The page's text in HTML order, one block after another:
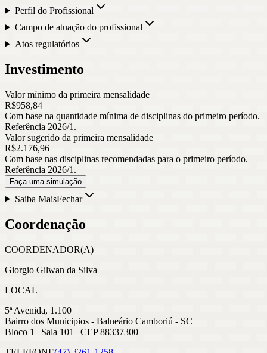
Perfil do Profissional
Campo de atuação do profissional
Atos regulatórios
Investimento
Valor mínimo da primeira mensalidade
R$958,84
Com base na quantidade mínima de disciplinas do primeiro período.
Referência 2026/1.
Valor sugerido da primeira mensalidade
R$2.176,96
Com base nas disciplinas recomendadas para o primeiro período.
Referência 2026/1.
Faça uma simulação
Saiba MaisFechar
Coordenação
COORDENADOR(A)
Giorgio Gilwan da Silva
LOCAL
5ª Avenida, 1.100
Bairro dos Municipios - Balneário Camboriú - SC
Bloco 1 | Sala 101 | CEP 88337300